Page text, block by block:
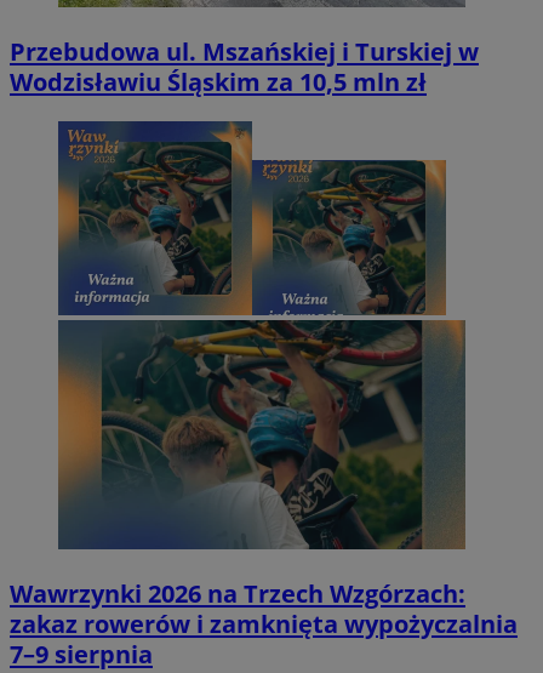
Przebudowa ul. Mszańskiej i Turskiej w
Wodzisławiu Śląskim za 10,5 mln zł
Wawrzynki 2026 na Trzech Wzgórzach:
zakaz rowerów i zamknięta wypożyczalnia
7–9 sierpnia